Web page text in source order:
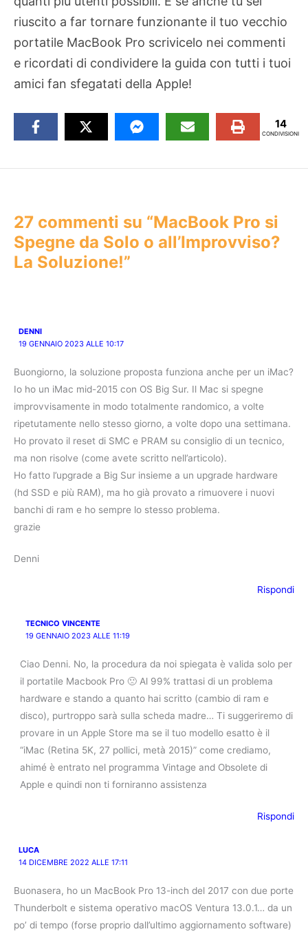
riuscito a far tornare funzionante il tuo vecchio
portatile MacBook Pro scrivicelo nei commenti
e ricordati di condividere la guida con tutti i tuoi
amici fan sfegatati della Apple!
14
CONDIVISIONI
27 commenti su “MacBook Pro si
Spegne da Solo o all’Improvviso?
La Soluzione!”
DENNI
19 GENNAIO 2023 ALLE 10:17
Buongiorno, la soluzione proposta funziona anche per un iMac?
Io ho un iMac mid-2015 con OS Big Sur. Il Mac si spegne
improvvisamente in modo totalmente randomico, a volte
ripetutamente nello stesso giorno, a volte dopo una settimana.
Ho provato il reset di SMC e PRAM su consiglio di un tecnico,
ma non risolve (come avete scritto nell’articolo).
Ho fatto l’upgrade a Big Sur insieme a un upgrade hardware
(hd SSD e più RAM), ma ho già provato a rimuovere i nuovi
banchi di ram e ho sempre lo stesso problema.
grazie
Denni
Rispondi
TECNICO VINCENTE
19 GENNAIO 2023 ALLE 11:19
Ciao Denni. No, la procedura da noi spiegata è valida solo per
il portatile Macbook Pro 🙁 Al 99% trattasi di un problema
hardware e stando a quanto hai scritto (cambio di ram e
disco), purtroppo sarà sulla scheda madre… Ti suggeriremo di
provare in un Apple Store ma se il tuo modello esatto è il
“iMac (Retina 5K, 27 pollici, metà 2015)” come crediamo,
ahimé è entrato nel programma Vintage and Obsolete di
Apple e quindi non ti forniranno assistenza
Rispondi
LUCA
14 DICEMBRE 2022 ALLE 17:11
Buonasera, ho un MacBook Pro 13-inch del 2017 con due porte
Thunderbolt e sistema operativo macOS Ventura 13.0.1… da un
po’ di tempo (forse proprio dall’ultimo aggiornamento software)